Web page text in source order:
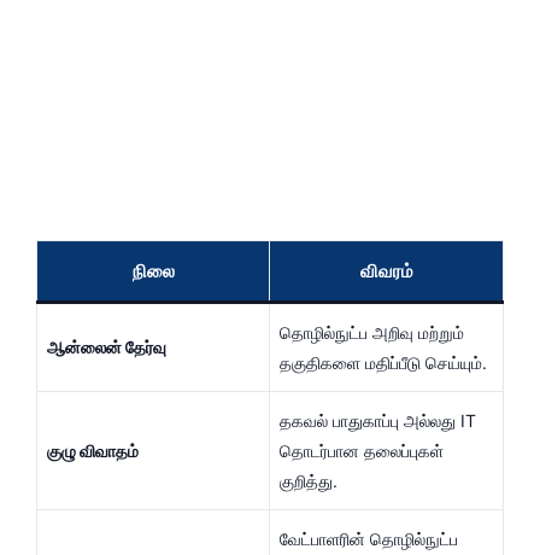
நிலை விவரம்
ஆன்லைன் தேர்வு
தொழில்நுட்ப அறிவு மற்றும்
தகுதிகளை மதிப்பீடு செய்யும்.
குழு விவாதம்
தகவல் பாதுகாப்பு அல்லது IT
தொடர்பான தலைப்புகள்
குறித்து.
வேட்பாளரின் தொழில்நுட்ப